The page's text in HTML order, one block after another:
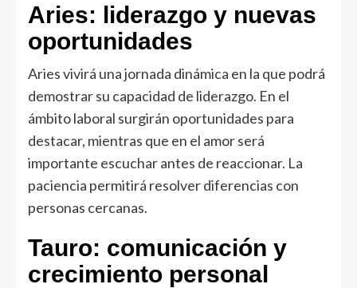
Aries: liderazgo y nuevas
oportunidades
Aries vivirá una jornada dinámica en la que podrá
demostrar su capacidad de liderazgo. En el
ámbito laboral surgirán oportunidades para
destacar, mientras que en el amor será
importante escuchar antes de reaccionar. La
paciencia permitirá resolver diferencias con
personas cercanas.
Tauro: comunicación y
crecimiento personal